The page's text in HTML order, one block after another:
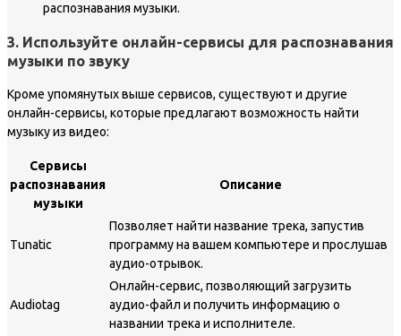
распознавания музыки.
3. Используйте онлайн-сервисы для распознавания
музыки по звуку
Кроме упомянутых выше сервисов, существуют и другие
онлайн-сервисы, которые предлагают возможность найти
музыку из видео:
Сервисы
распознавания
музыки
Описание
Tunatic
Позволяет найти название трека, запустив
программу на вашем компьютере и прослушав
аудио-отрывок.
Audiotag
Онлайн-сервис, позволяющий загрузить
аудио-файл и получить информацию о
названии трека и исполнителе.